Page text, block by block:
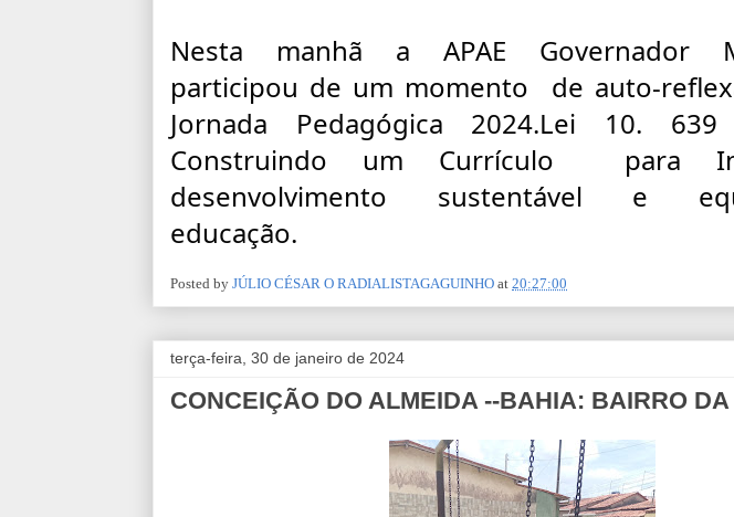
Nesta manhã a APAE Governador
participou de um momento  de auto-
Jornada Pedagógica 2024.Lei 10.
Construindo um Currículo  para
desenvolvimento  sustentável  e
educação.
Posted by JÚLIO CÉSAR O RADIALISTAGAGUINHO at 20:27:00
terça-feira, 30 de janeiro de 2024
CONCEIÇÃO DO ALMEIDA --BAHIA: BAIRRO